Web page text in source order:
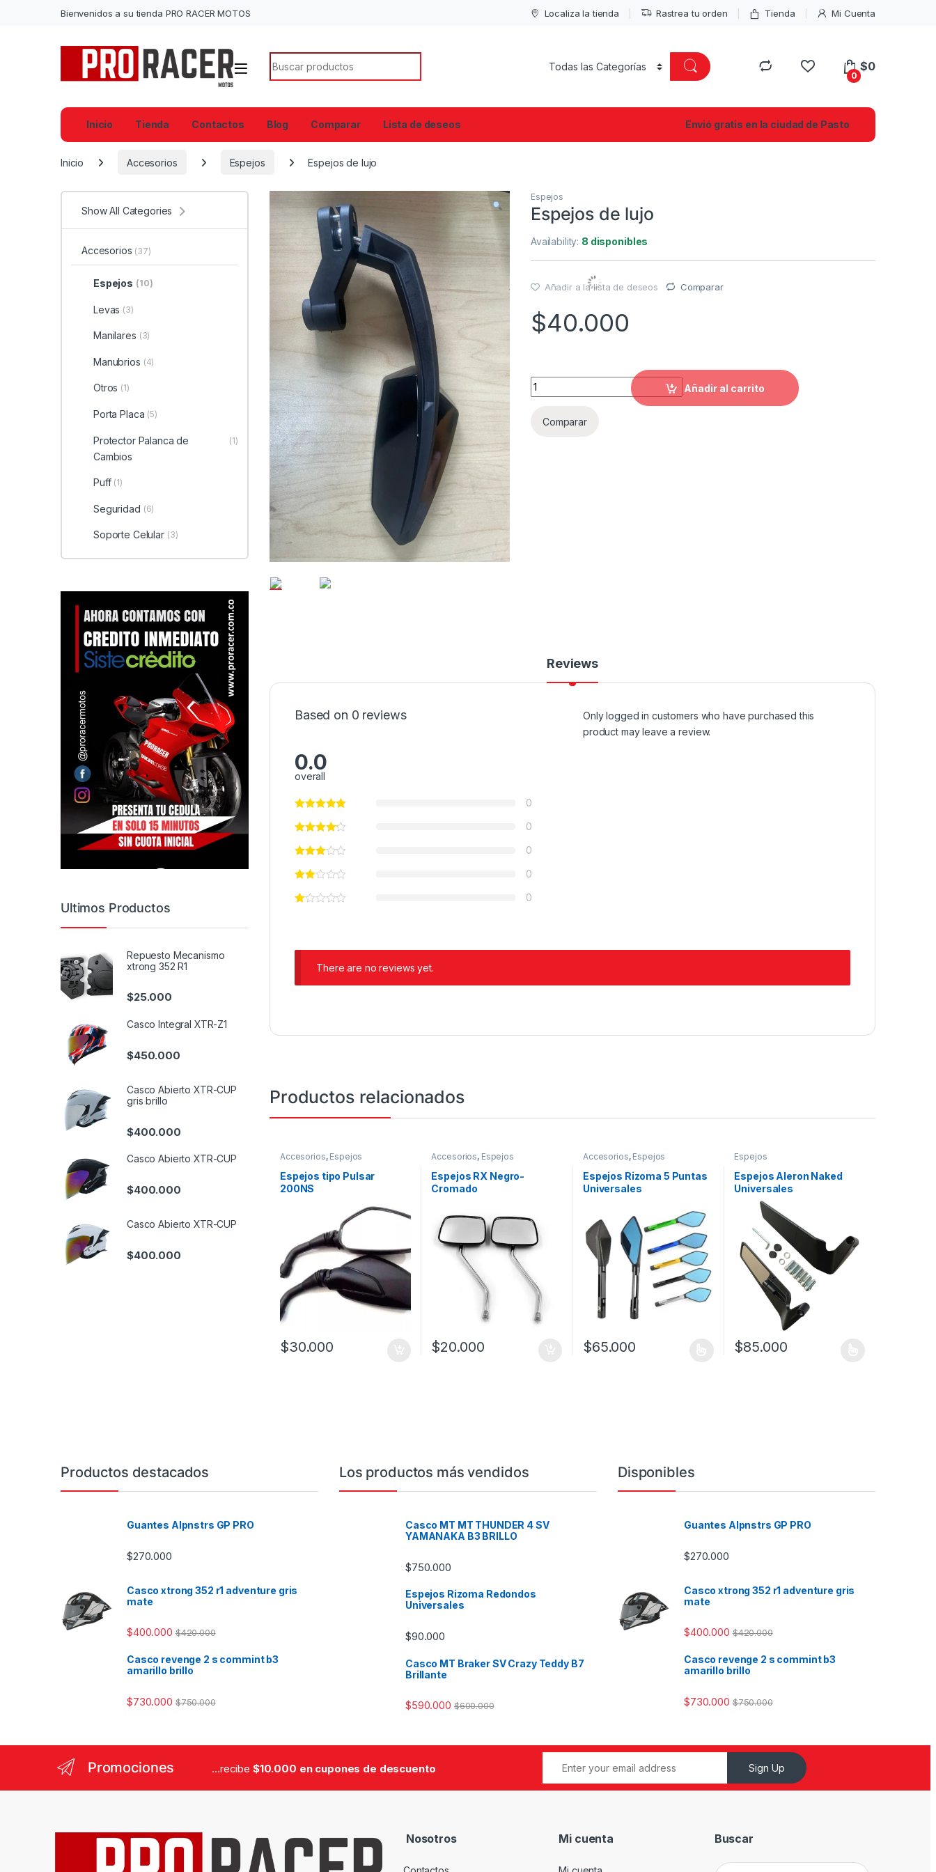
Bienvenidos a su tienda PRO RACER MOTOS Localiza la tienda Rastrea tu orden Tienda Mi Cuenta
Search for:
0
$0
Inicio Tienda Contactos Blog Comparar Lista de deseos Envió gratis en la ciudad de Pasto
Inicio Accesorios Espejos Espejos de lujo
Espejos
Espejos de lujo
Availability: 8 disponibles
Añadir a la lista de deseos Comparar
$40.000
Espejos de lujo quantity
Añadir al carrito
Comparar
Reviews
Based on 0 reviews
0.0
overall
0
0
0
0
0
Only logged in customers who have purchased this
product may leave a review.
There are no reviews yet.
Productos relacionados
Accesorios, Espejos
Espejos tipo Pulsar
200NS
$30.000
Accesorios, Espejos
Espejos RX Negro-
Cromado
$20.000
Accesorios, Espejos
Espejos Rizoma 5 Puntas
Universales
$65.000
Espejos
Espejos Aleron Naked
Universales
$85.000
Show All Categories
Accesorios (37)
Espejos (10)
Levas (3)
Manilares (3)
Manubrios (4)
Otros (1)
Porta Placa (5)
Protector Palanca de
Cambios
(1)
Puff (1)
Seguridad (6)
Soporte Celular (3)
Ultimos Productos
Repuesto Mecanismo
xtrong 352 R1
$25.000
Casco Integral XTR-Z1
$450.000
Casco Abierto XTR-CUP
gris brillo
$400.000
Casco Abierto XTR-CUP
$400.000
Casco Abierto XTR-CUP
$400.000
Productos destacados
Guantes Alpnstrs GP PRO
$270.000
Casco xtrong 352 r1 adventure gris
mate
$400.000 $420.000
Casco revenge 2 s commint b3
amarillo brillo
$730.000 $750.000
Los productos más vendidos
Casco MT MT THUNDER 4 SV
YAMANAKA B3 BRILLO
$750.000
Espejos Rizoma Redondos
Universales
$90.000
Casco MT Braker SV Crazy Teddy B7
Brillante
$590.000 $600.000
Disponibles
Guantes Alpnstrs GP PRO
$270.000
Casco xtrong 352 r1 adventure gris
mate
$400.000 $420.000
Casco revenge 2 s commint b3
amarillo brillo
$730.000 $750.000
Promociones ...recibe $10.000 en cupones de descuento Sign Up
Nosotros Mi cuenta Buscar
Buscar: